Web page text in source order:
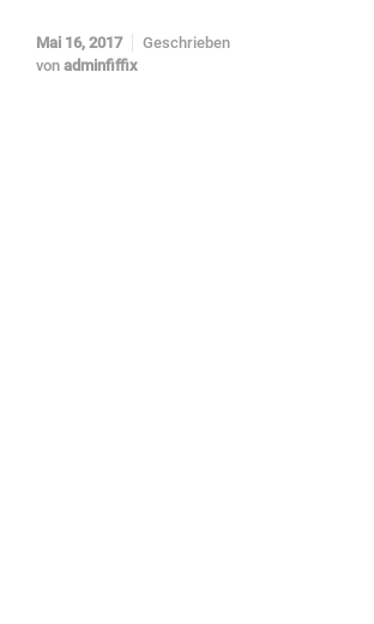
Mai 16, 2017
Geschrieben
von adminfiffix